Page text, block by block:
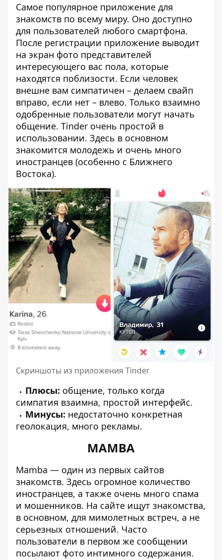
Самое популярное приложение для
знакомств по всему миру. Оно доступно
для пользователей любого смартфона.
После регистрации приложение выводит
на экран фото представителей
интересующего вас пола, которые
находятся поблизости. Если человек
внешне вам симпатичен – делаем свайп
вправо, если нет – влево. Только взаимно
одобренные пользователи могут начать
общение. Tinder очень простой в
использовании. Здесь в основном
знакомится молодежь и очень много
иностранцев (особенно с Ближнего
Востока).
Скриншоты из приложения Tinder
Плюсы: общение, только когда
симпатия взаимна, простой интерфейс.
Минусы: недостаточно конкретная
геолокация, много рекламы.
MAMBA
Mamba — один из первых сайтов
знакомств. Здесь огромное количество
иностранцев, а также очень много спама
и мошенников. На сайте ищут знакомства,
в основном, для мимолетных встреч, а не
серьезных отношений. Часто
пользователи в первом же сообщении
посылают фото интимного содержания.